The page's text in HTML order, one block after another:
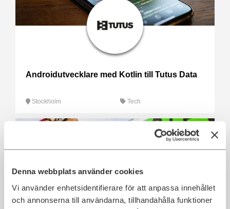
Denna webbplats använder cookies
Vi använder enhetsidentifierare för att anpassa innehållet
och annonserna till användarna, tillhandahålla funktioner
Androidutvecklare med Kotlin till Tutus Data
Stockholm Tech